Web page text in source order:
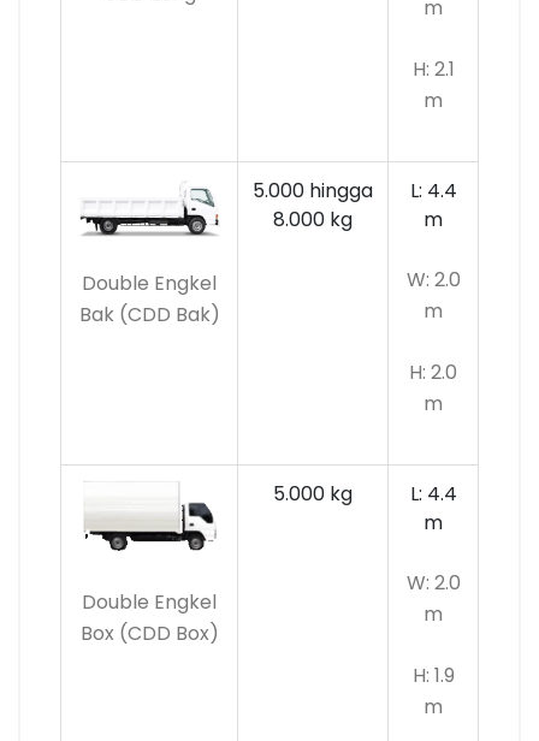
m
H: 2.1
m
Double Engkel
Bak (CDD Bak)
5.000 hingga
8.000 kg
L: 4.4
m
W: 2.0
m
H: 2.0
m
Double Engkel
Box (CDD Box)
5.000 kg
L: 4.4
m
W: 2.0
m
H: 1.9
m